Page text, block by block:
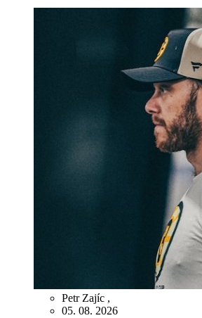
Petr Zajíc ,
05. 08. 2026